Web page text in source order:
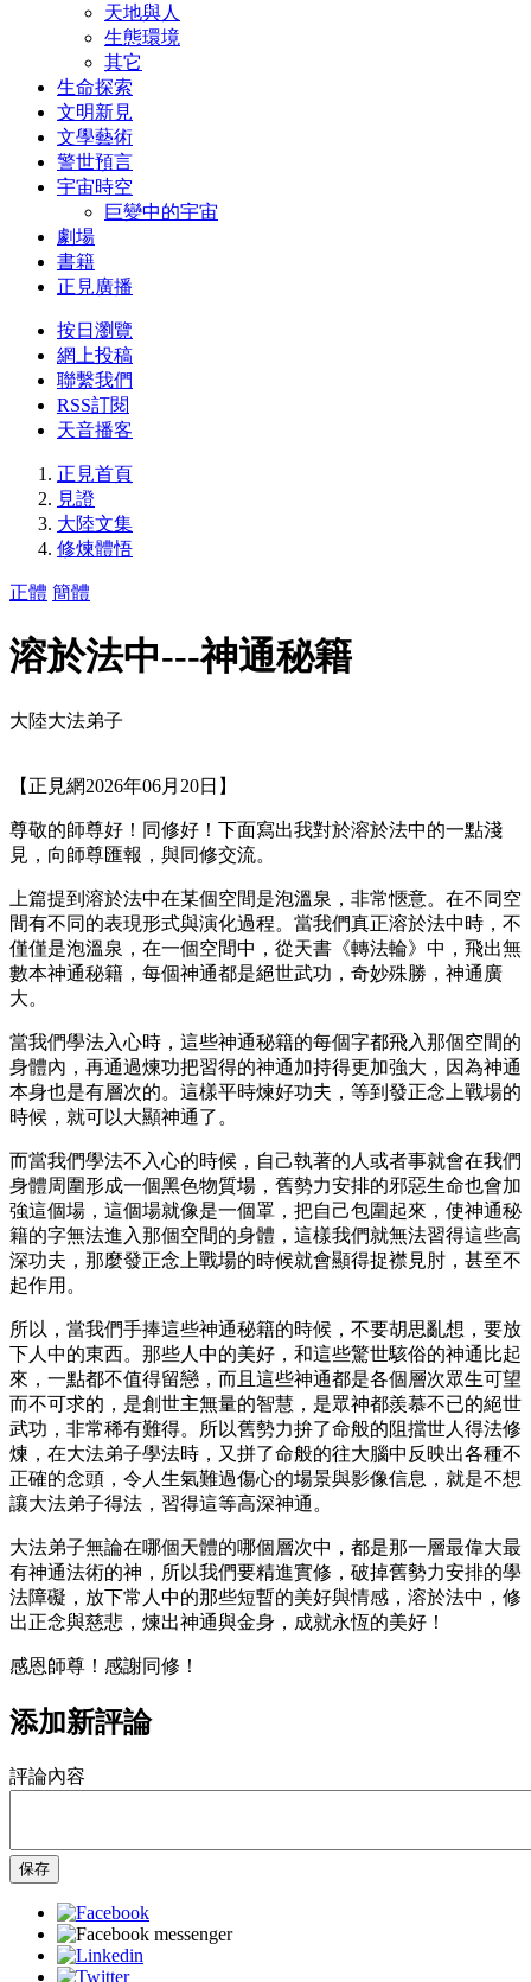
天地與人
生態環境
其它
生命探索
文明新見
文學藝術
警世預言
宇宙時空
巨變中的宇宙
劇場
書籍
正見廣播
按日瀏覽
網上投稿
聯繫我們
RSS訂閱
天音播客
正見首頁
見證
大陸文集
修煉體悟
正體 簡體
溶於法中---神通秘籍
大陸大法弟子
【正見網2026年06月20日】
尊敬的師尊好！同修好！下面寫出我對於溶於法中的一點淺
見，向師尊匯報，與同修交流。
上篇提到溶於法中在某個空間是泡溫泉，非常愜意。在不同空
間有不同的表現形式與演化過程。當我們真正溶於法中時，不
僅僅是泡溫泉，在一個空間中，從天書《轉法輪》中，飛出無
數本神通秘籍，每個神通都是絕世武功，奇妙殊勝，神通廣
大。
當我們學法入心時，這些神通秘籍的每個字都飛入那個空間的
身體內，再通過煉功把習得的神通加持得更加強大，因為神通
本身也是有層次的。這樣平時煉好功夫，等到發正念上戰場的
時候，就可以大顯神通了。
而當我們學法不入心的時候，自己執著的人或者事就會在我們
身體周圍形成一個黑色物質場，舊勢力安排的邪惡生命也會加
強這個場，這個場就像是一個罩，把自己包圍起來，使神通秘
籍的字無法進入那個空間的身體，這樣我們就無法習得這些高
深功夫，那麼發正念上戰場的時候就會顯得捉襟見肘，甚至不
起作用。
所以，當我們手捧這些神通秘籍的時候，不要胡思亂想，要放
下人中的東西。那些人中的美好，和這些驚世駭俗的神通比起
來，一點都不值得留戀，而且這些神通都是各個層次眾生可望
而不可求的，是創世主無量的智慧，是眾神都羨慕不已的絕世
武功，非常稀有難得。所以舊勢力拚了命般的阻擋世人得法修
煉，在大法弟子學法時，又拼了命般的往大腦中反映出各種不
正確的念頭，令人生氣難過傷心的場景與影像信息，就是不想
讓大法弟子得法，習得這等高深神通。
大法弟子無論在哪個天體的哪個層次中，都是那一層最偉大最
有神通法術的神，所以我們要精進實修，破掉舊勢力安排的學
法障礙，放下常人中的那些短暫的美好與情感，溶於法中，修
出正念與慈悲，煉出神通與金身，成就永恆的美好！
感恩師尊！感謝同修！
添加新評論
評論內容
保存